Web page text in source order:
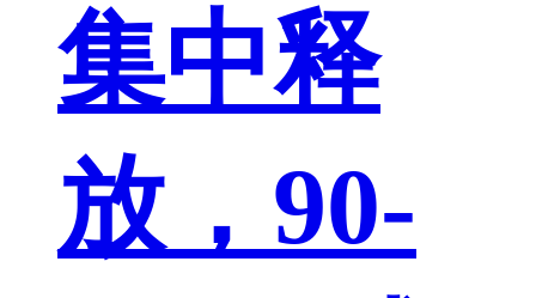
集中释
放，90-